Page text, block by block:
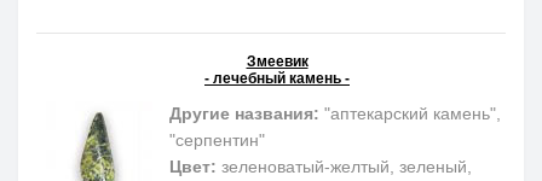
Змеевик
- лечебный камень -
Другие названия: "аптекарский камень",
"серпентин"
Цвет: зеленоватый-желтый, зеленый,